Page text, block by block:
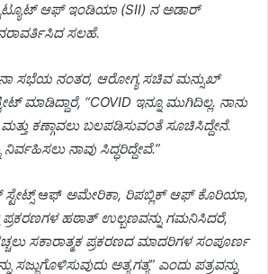
ಆಫ್ ಇಂಡಿಯಾ (SII) ನ ಅಡಾರ್
ಸಲಹೆ.
ಸಭೆಯ ನಂತರ, ಆರೋಗ್ಯ ಸಚಿವ ಮನ್ಸುಖ್
ಮಾಡಿದ್ದಾರೆ, “COVID ಇನ್ನೂ ಮುಗಿದಿಲ್ಲ. ನಾನು
ಕಣ್ಗಾವಲು ಬಲಪಡಿಸುವಂತೆ ಸೂಚಿಸಿದ್ದೇನೆ.
ನಾವು ಸಿದ್ಧರಿದ್ದೇವೆ.”
ಆಫ್ ಅಮೇರಿಕಾ, ರಿಪಬ್ಲಿಕ್ ಆಫ್ ಕೊರಿಯಾ,
ಪ್ರಕರಣಗಳ ಹಠಾತ್ ಉಲ್ಬಣವನ್ನು ಗಮನಿಸಿದರೆ,
ಸಕಾರಾತ್ಮಕ ಪ್ರಕರಣದ ಮಾದರಿಗಳ ಸಂಪೂರ್ಣ
ಅತ್ಯಗತ್ಯ” ಎಂದು ಪತ್ರವನ್ನು